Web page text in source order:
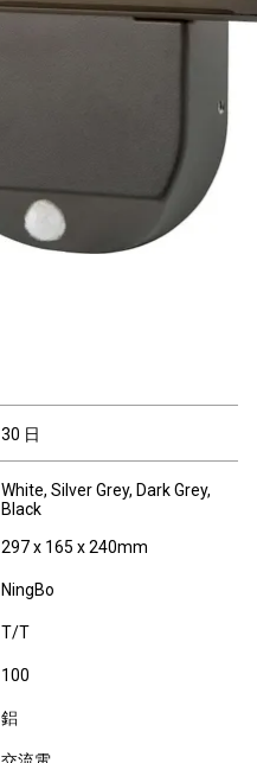
30 日
White, Silver Grey, Dark Grey,
Black
297 x 165 x 240mm
NingBo
T/T
100
鋁